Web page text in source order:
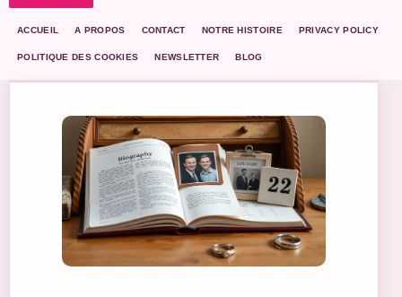
ACCUEIL A PROPOS CONTACT NOTRE HISTOIRE PRIVACY POLICY
POLITIQUE DES COOKIES NEWSLETTER BLOG